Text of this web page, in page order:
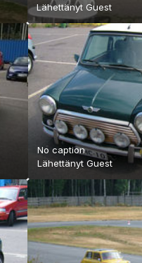
Lähettänyt Guest
No caption
Lähettänyt Guest